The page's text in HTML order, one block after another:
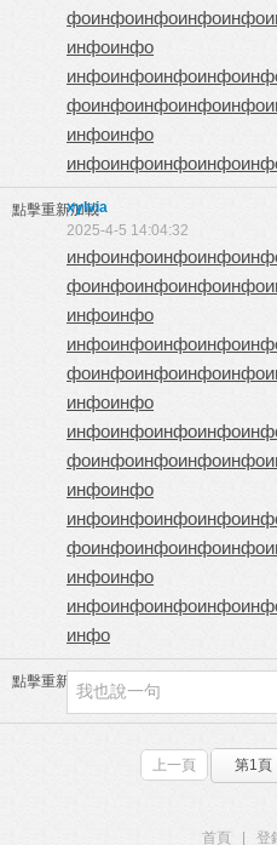
фоинфоинфоинфоинфо
инфоинфо
инфоинфоинфоинфо
фоинфоинфоинфоинфо
инфоинфо
инфоинфоинфоинфо
點擊重新加載
xylvia
2025-4-5 14:04:32
инфоинфоинфоинфо
фоинфоинфоинфоинфо
инфоинфо
инфоинфоинфоинфо
фоинфоинфоинфоинфо
инфоинфо
инфоинфоинфоинфо
фоинфоинфоинфоинфо
инфоинфо
инфоинфоинфоинфо
фоинфоинфоинфоинфо
инфоинфо
инфоинфоинфоинфо
инфо
點擊重新加載
上一頁 第1頁
首頁 登